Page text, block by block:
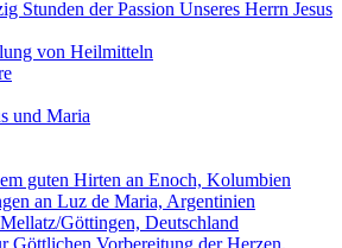
Stunden der Passion Unseres Herrn Jesus
von Heilmitteln
und Maria
guten Hirten an Enoch, Kolumbien
an Luz de Maria, Argentinien
Göttingen, Deutschland
Göttlichen Vorbereitung der Herzen,